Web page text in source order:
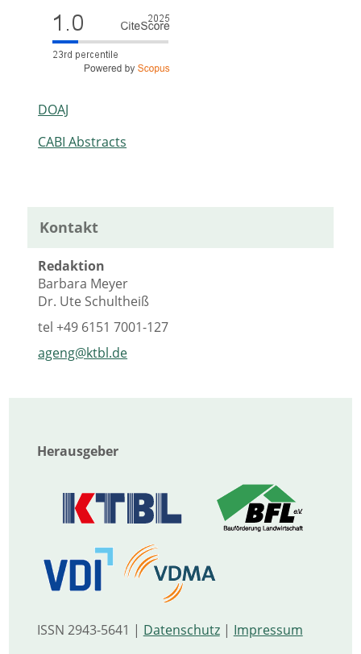
DOAJ
CABI Abstracts
Kontakt
Redaktion
Barbara Meyer
Dr. Ute Schultheiß
tel+49 6151 7001-127
ageng@ktbl.de
Herausgeber
ISSN 2943-5641 | Datenschutz| Impressum